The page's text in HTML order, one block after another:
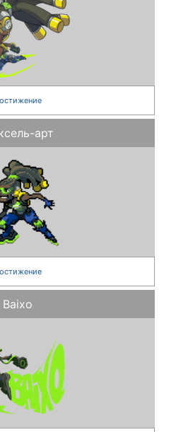
арт
Baixo